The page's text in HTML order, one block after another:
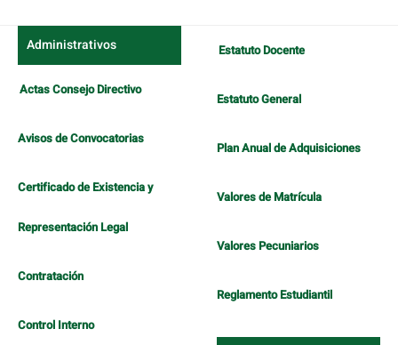
Administrativos
Actas Consejo Directivo
Avisos de Convocatorias
Certificado de Existencia y
Representación Legal
Contratación
Control Interno
Estatuto Docente
Estatuto General
Plan Anual de Adquisiciones
Valores de Matrícula
Valores Pecuniarios
Reglamento Estudiantil